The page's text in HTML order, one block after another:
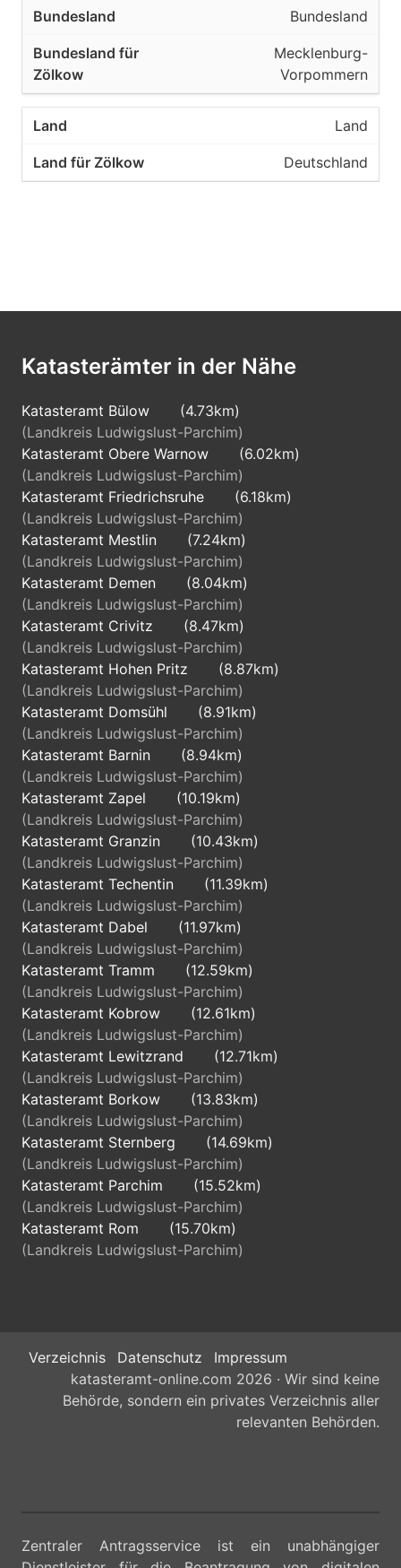
Bundesland
Mecklenburg-
Vorpommern
Land
Deutschland
Katasterämter in der Nähe
Katasteramt Bülow
(4.73km)
(Landkreis Ludwigslust-Parchim)
Katasteramt Obere Warnow
(6.02km)
(Landkreis Ludwigslust-Parchim)
Katasteramt Friedrichsruhe
(6.18km)
(Landkreis Ludwigslust-Parchim)
Katasteramt Mestlin
(7.24km)
(Landkreis Ludwigslust-Parchim)
Katasteramt Demen
(8.04km)
(Landkreis Ludwigslust-Parchim)
Katasteramt Crivitz
(8.47km)
(Landkreis Ludwigslust-Parchim)
Katasteramt Hohen Pritz
(8.87km)
(Landkreis Ludwigslust-Parchim)
Katasteramt Domsühl
(8.91km)
(Landkreis Ludwigslust-Parchim)
Katasteramt Barnin
(8.94km)
(Landkreis Ludwigslust-Parchim)
Katasteramt Zapel
(10.19km)
(Landkreis Ludwigslust-Parchim)
Katasteramt Granzin
(10.43km)
(Landkreis Ludwigslust-Parchim)
Katasteramt Techentin
(11.39km)
(Landkreis Ludwigslust-Parchim)
Katasteramt Dabel
(11.97km)
(Landkreis Ludwigslust-Parchim)
Katasteramt Tramm
(12.59km)
(Landkreis Ludwigslust-Parchim)
Katasteramt Kobrow
(12.61km)
(Landkreis Ludwigslust-Parchim)
Katasteramt Lewitzrand
(12.71km)
(Landkreis Ludwigslust-Parchim)
Katasteramt Borkow
(13.83km)
(Landkreis Ludwigslust-Parchim)
Katasteramt Sternberg
(14.69km)
(Landkreis Ludwigslust-Parchim)
Katasteramt Parchim
(15.52km)
(Landkreis Ludwigslust-Parchim)
Katasteramt Rom
(15.70km)
(Landkreis Ludwigslust-Parchim)
Verzeichnis Datenschutz
Impressum
katasteramt-online.com 2026 · Wir sind keine
Behörde, sondern ein privates Verzeichnis aller
relevanten Behörden.
Zentraler Antragsservice ist ein unabhängiger